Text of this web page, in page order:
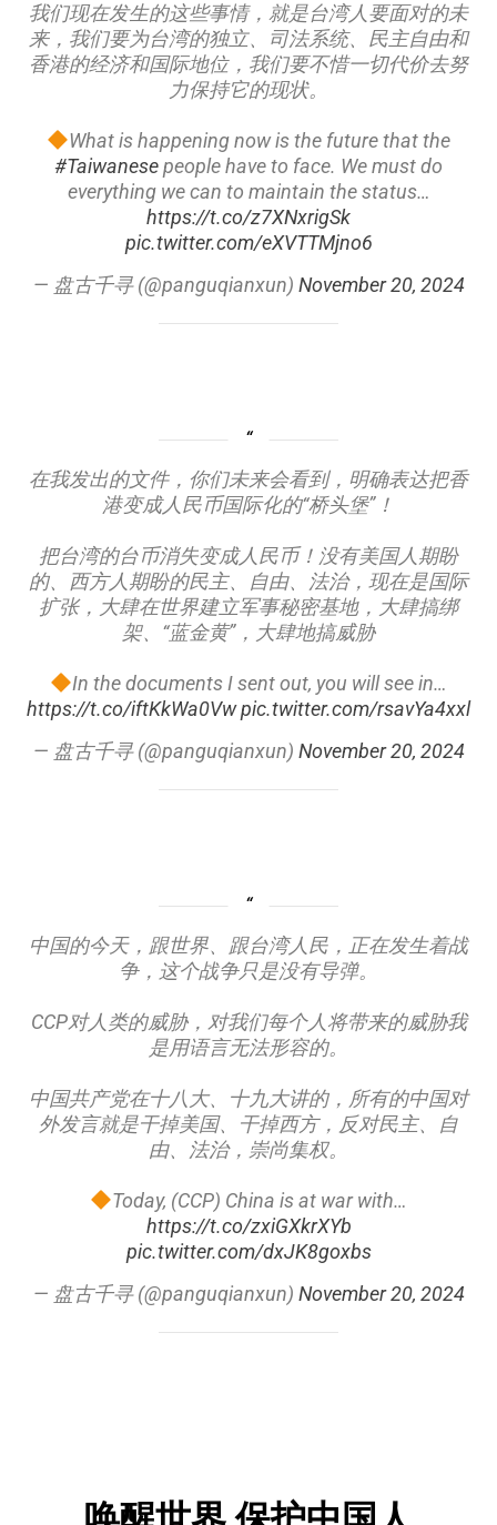
我们现在发生的这些事情，就是台湾人要面对的未
来，我们要为台湾的独立、司法系统、民主自由和
香港的经济和国际地位，我们要不惜一切代价去努
力保持它的现状。
What is happening now is the future that the
#Taiwanesepeople have to face. We must do
everything we can to maintain the status…
https://t.co/z7XNxrigSk
pic.twitter.com/eXVTTMjno6
— 盘古千寻 (@panguqianxun) November 20, 2024
在我发出的文件，你们未来会看到，明确表达把香
港变成人民币国际化的“桥头堡”！
把台湾的台币消失变成人民币！没有美国人期盼
的、西方人期盼的民主、自由、法治，现在是国际
扩张，大肆在世界建立军事秘密基地，大肆搞绑
架、“蓝金黄”，大肆地搞威胁
In the documents I sent out, you will see in…
https://t.co/iftKkWa0Vwpic.twitter.com/rsavYa4xxl
— 盘古千寻 (@panguqianxun) November 20, 2024
中国的今天，跟世界、跟台湾人民，正在发生着战
争，这个战争只是没有导弹。
CCP对人类的威胁，对我们每个人将带来的威胁我
是用语言无法形容的。
中国共产党在十八大、十九大讲的，所有的中国对
外发言就是干掉美国、干掉西方，反对民主、自
由、法治，崇尚集权。
Today, (CCP) China is at war with…
https://t.co/zxiGXkrXYb
pic.twitter.com/dxJK8goxbs
— 盘古千寻 (@panguqianxun) November 20, 2024